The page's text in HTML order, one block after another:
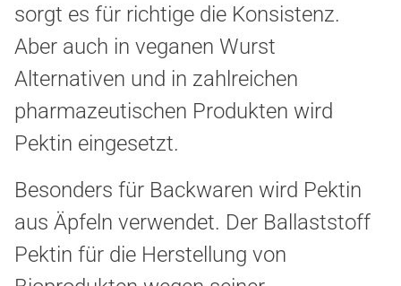
sorgt es für richtige die Konsistenz.
Aber auch in veganen Wurst
Alternativen und in zahlreichen
pharmazeutischen Produkten wird
Pektin eingesetzt.
Besonders für Backwaren wird Pektin
aus Äpfeln verwendet. Der Ballaststoff
Pektin für die Herstellung von